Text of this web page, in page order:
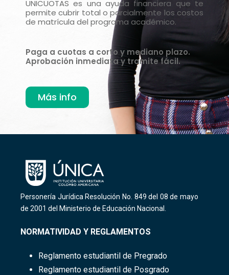
UNICUOTAS es una ayuda financiera que te
permite cubrir total o parcialmente los costos
de matrícula del programa académico.
Paga a cuotas a corto y mediano plazo.
Aprobación inmediata y tramite fácil.
Más info
Personería Jurídica Resolución No. 849 del 08 de mayo
de 2001 del Ministerio de Educación Nacional.
NORMATIVIDAD Y REGLAMENTOS
Reglamento estudiantil​ de Pregrado
Reglamento estudiantil de Posgrado